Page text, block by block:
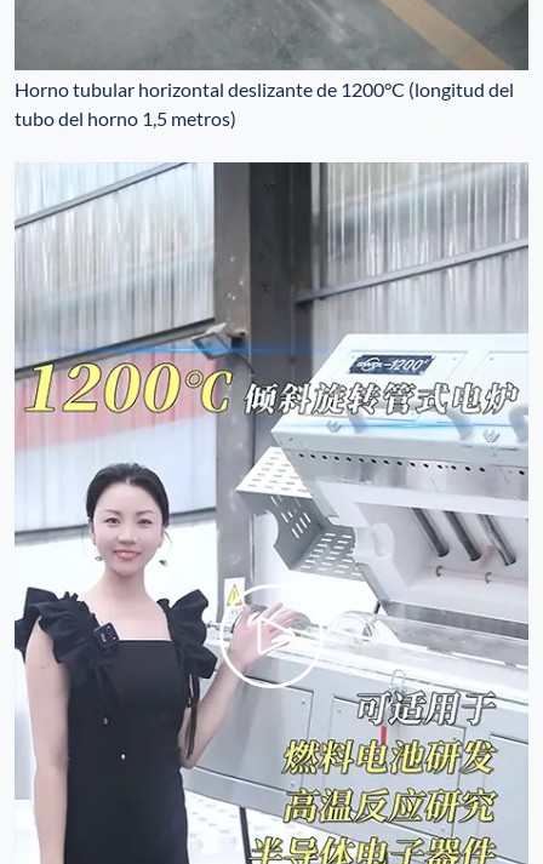
Horno tubular horizontal deslizante de 1200°C (longitud del
tubo del horno 1,5 metros)